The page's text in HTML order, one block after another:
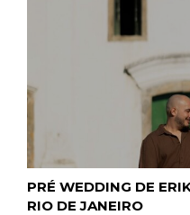
PRÉ WEDDING DE
RIO DE JANEIRO